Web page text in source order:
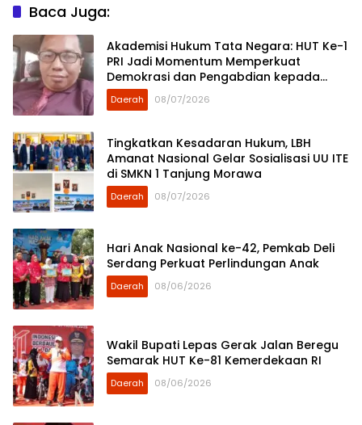
Baca Juga:
Akademisi Hukum Tata Negara: HUT Ke-1
PRI Jadi Momentum Memperkuat
Demokrasi dan Pengabdian kepada
Rakyat
Daerah 08/07/2026
Tingkatkan Kesadaran Hukum, LBH
Amanat Nasional Gelar Sosialisasi UU ITE
di SMKN 1 Tanjung Morawa
Daerah 08/07/2026
Hari Anak Nasional ke-42, Pemkab Deli
Serdang Perkuat Perlindungan Anak
Daerah 08/06/2026
Wakil Bupati Lepas Gerak Jalan Beregu
Semarak HUT Ke-81 Kemerdekaan RI
Daerah 08/06/2026